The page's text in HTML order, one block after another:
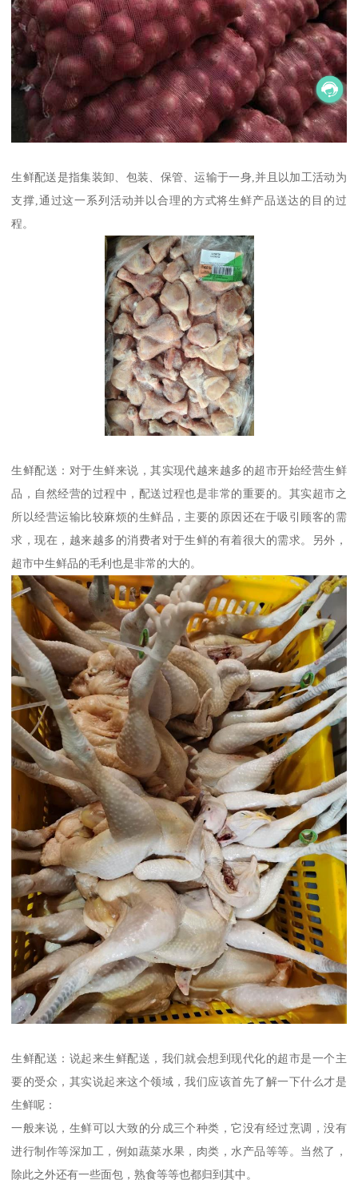
生鲜配送是指集装卸、包装、保管、运输于一身,并且以加工活动为
支撑,通过这一系列活动并以合理的方式将生鲜产品送达的目的过
程。
生鲜配送：对于生鲜来说，其实现代越来越多的超市开始经营生鲜
品，自然经营的过程中，配送过程也是非常的重要的。其实超市之
所以经营运输比较麻烦的生鲜品，主要的原因还在于吸引顾客的需
求，现在，越来越多的消费者对于生鲜的有着很大的需求。另外，
超市中生鲜品的毛利也是非常的大的。
生鲜配送：说起来生鲜配送，我们就会想到现代化的超市是一个主
要的受众，其实说起来这个领域，我们应该首先了解一下什么才是
生鲜呢：
一般来说，生鲜可以大致的分成三个种类，它没有经过烹调，没有
进行制作等深加工，例如蔬菜水果，肉类，水产品等等。当然了，
除此之外还有一些面包，熟食等等也都归到其中。